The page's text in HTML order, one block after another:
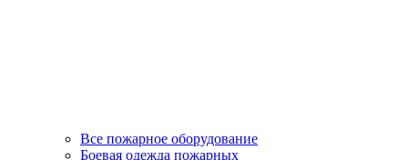
Все пожарное оборудование
Боевая одежда пожарных